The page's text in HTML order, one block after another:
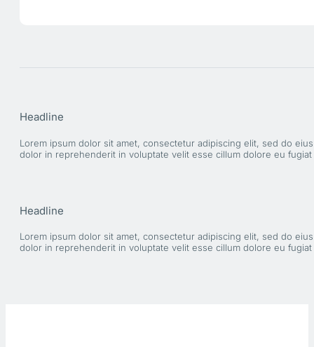
Headline
Lorem ipsum dolor sit amet, consectetur adipiscing elit, sed do
dolor in reprehenderit in voluptate velit esse cillum dolore eu
Headline
Lorem ipsum dolor sit amet, consectetur adipiscing elit, sed do
dolor in reprehenderit in voluptate velit esse cillum dolore eu